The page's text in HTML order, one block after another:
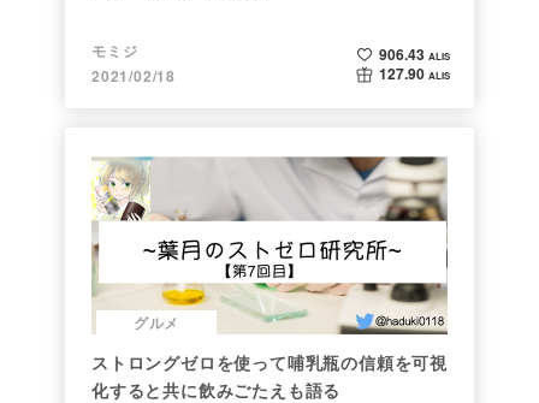
モミジ
2021/02/18
906.43 ALIS
127.90 ALIS
グルメ
ストロングゼロを使って哺乳瓶の信頼を可視
化すると共に飲みごたえも語る